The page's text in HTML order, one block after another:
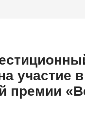
Малый Зеленчук на 42-
участие
премии